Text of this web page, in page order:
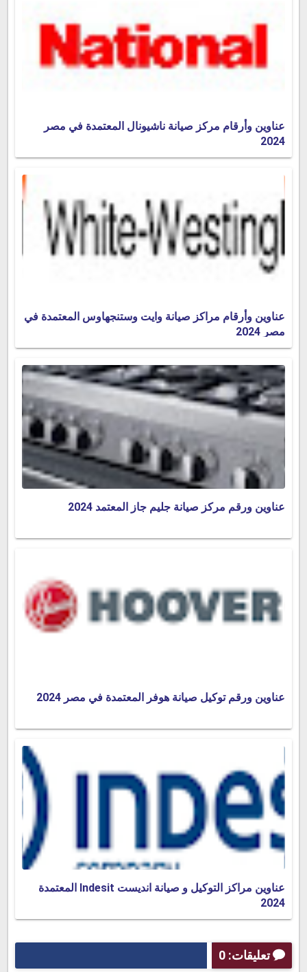
عناوين وأرقام مركز صيانة ناشيونال المعتمدة في مصر
2024
عناوين وأرقام مراكز صيانة وايت وستنجهاوس المعتمدة في
مصر 2024
عناوين ورقم مركز صيانة جليم جاز المعتمد 2024
عناوين ورقم توكيل صيانة هوفر المعتمدة في مصر 2024
عناوين مراكز التوكيل و صيانة انديست Indesit المعتمدة
2024
تعليقات: 0